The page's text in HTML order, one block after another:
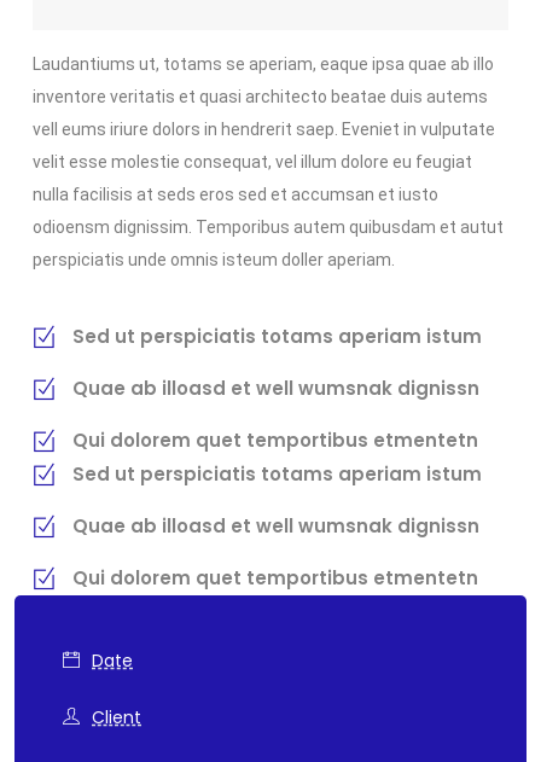
Laudantiums ut, totams se aperiam, eaque ipsa quae ab illo
inventore veritatis et quasi architecto beatae duis autems
vell eums iriure dolors in hendrerit saep. Eveniet in vulputate
velit esse molestie consequat, vel illum dolore eu feugiat
nulla facilisis at seds eros sed et accumsan et iusto
odioensm dignissim. Temporibus autem quibusdam et autut
perspiciatis unde omnis isteum doller aperiam.
Sed ut perspiciatis totams aperiam istum
Quae ab illoasd et well wumsnak dignissn
Qui dolorem quet temportibus etmentetn
Sed ut perspiciatis totams aperiam istum
Quae ab illoasd et well wumsnak dignissn
Qui dolorem quet temportibus etmentetn
Date
Client